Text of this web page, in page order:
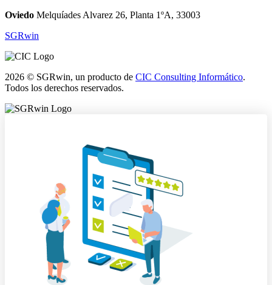
Oviedo Melquíades Alvarez 26, Planta 1ºA, 33003
SGRwin
2026 © SGRwin, un producto de CIC Consulting Informático.
Todos los derechos reservados.